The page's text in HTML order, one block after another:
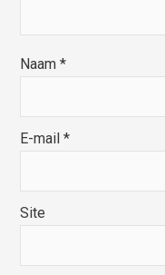
Naam*
E-mail*
Site